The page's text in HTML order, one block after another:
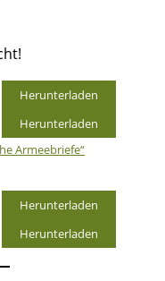
Herunterladen
Herunterladen
Armeebriefe“
Herunterladen
Herunterladen